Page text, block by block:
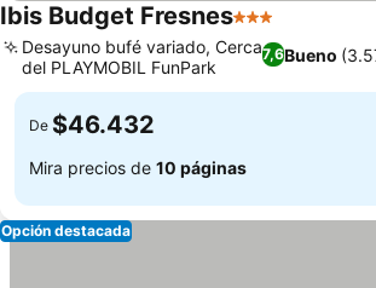
Ibis Budget Fresnes3 Estrellas
7,6Bueno
Desayuno bufé variado, Cerca
del PLAYMOBIL FunPark
De $46.432
Mira precios de 10 páginas
Opción destacada